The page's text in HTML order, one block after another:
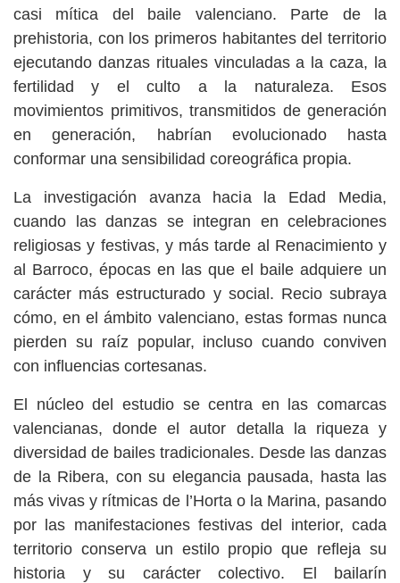
casi mítica del baile valenciano. Parte de la
prehistoria, con los primeros habitantes del territorio
ejecutando danzas rituales vinculadas a la caza, la
fertilidad y el culto a la naturaleza. Esos
movimientos primitivos, transmitidos de generación
en generación, habrían evolucionado hasta
conformar una sensibilidad coreográfica propia.
La investigación avanza hacia la Edad Media,
cuando las danzas se integran en celebraciones
religiosas y festivas, y más tarde al Renacimiento y
al Barroco, épocas en las que el baile adquiere un
carácter más estructurado y social. Recio subraya
cómo, en el ámbito valenciano, estas formas nunca
pierden su raíz popular, incluso cuando conviven
con influencias cortesanas.
El núcleo del estudio se centra en las comarcas
valencianas, donde el autor detalla la riqueza y
diversidad de bailes tradicionales. Desde las danzas
de la Ribera, con su elegancia pausada, hasta las
más vivas y rítmicas de l’Horta o la Marina, pasando
por las manifestaciones festivas del interior, cada
territorio conserva un estilo propio que refleja su
historia y su carácter colectivo. El bailarín